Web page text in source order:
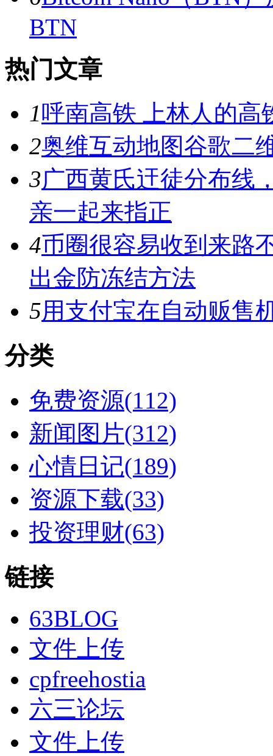
BTN
热门文章
1呼南高铁 上林人的高
2奥维互动地图谷歌二
3广西黄氏迀徒分布线
亲一起来指正
4币圈很容易收到来路
出金防冻结方法
5用支付宝在自动贩售
分类
免费资源(112)
新闻图片(312)
心情日记(189)
资源下载(33)
投资理财(63)
链接
63BLOG
文件上传
cpfreehostia
六三论坛
文件上传